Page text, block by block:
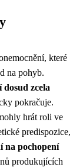
které
na pohyb.
zcela
pokračuje.
hrát roli ve
predispozice,
na pochopení
produkujících